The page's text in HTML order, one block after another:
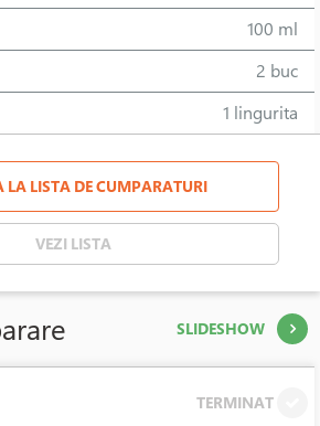
100 ml
2 buc
1 lingurita
LA LISTA DE CUMPARATURI
VEZI LISTA
SLIDESHOW
TERMINAT